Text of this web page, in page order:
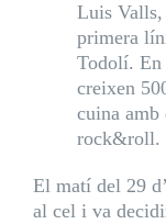
Luis Valls,
primera
Todolí. En
creixen
cuina amb
rock&roll.
El matí del 29
al cel i va